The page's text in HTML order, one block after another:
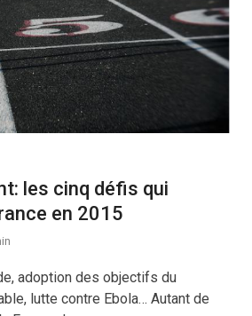
les cinq défis qui
en 2015
adoption des objectifs du
lutte contre Ebola… Autant de